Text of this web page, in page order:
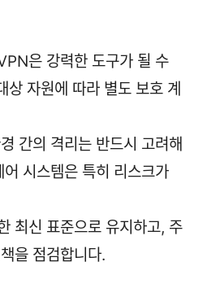
은 강력한 도구가 될 수
상 자원에 따라 별도 보호 계
간의 격리는 반드시 고려해
시스템은 특히 리스크가
최신 표준으로 유지하고, 주
을 점검합니다.